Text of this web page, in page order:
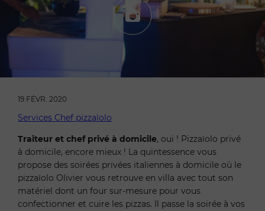
19 FÉVR. 2020
Services Chef pizzaïolo
Traiteur et chef privé à domicile, oui ! Pizzaïolo privé
à domicile, encore mieux ! La quintessence vous
propose des soirées privées italiennes à domicile où le
pizzaïolo Olivier vous retrouve en villa avec tout son
matériel dont un four sur-mesure pour vous
confectionner et cuire les pizzas. Il passe la soirée à vos